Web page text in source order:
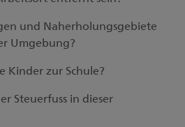
und Naherholungsgebiete
Umgebung?
Kinder zur Schule?
Steuerfuss in dieser